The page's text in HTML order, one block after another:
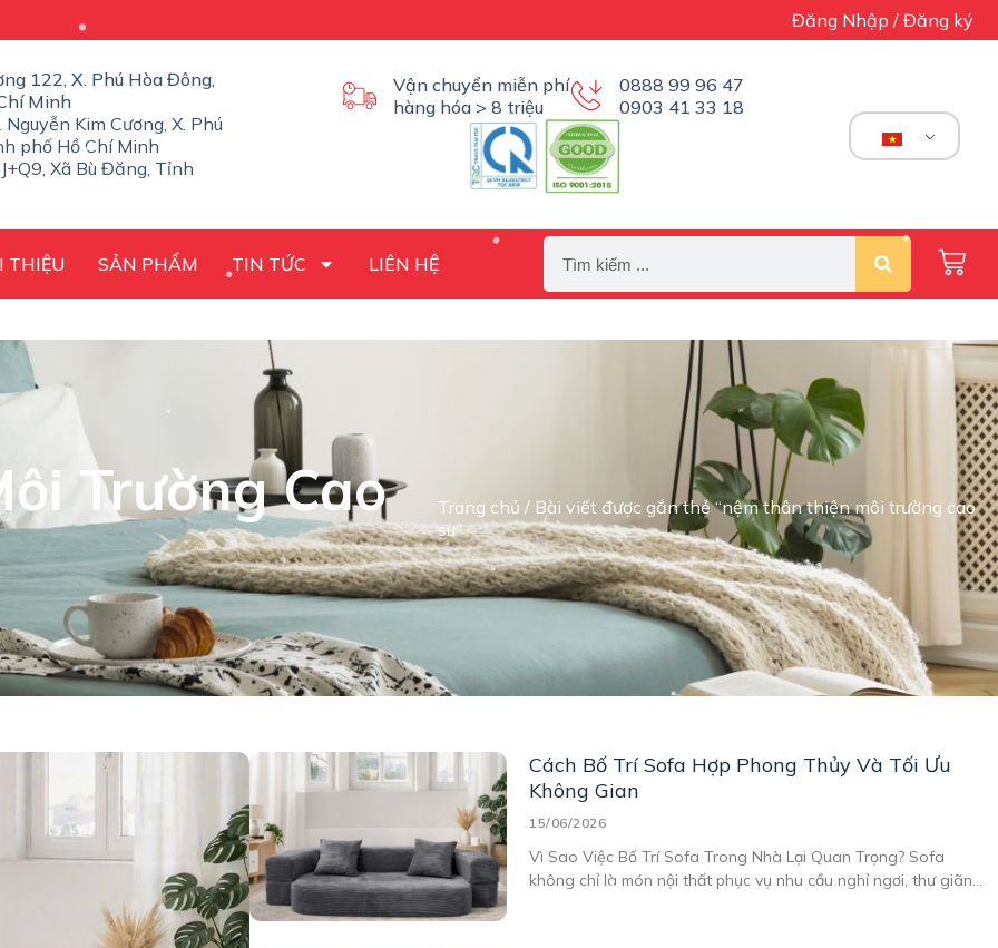
Đăng Nhập / Đăng ký
122, X. Phú Hòa Đông,
Minh
Kim Cương, X. Phú
phố Hồ Chí Minh
Xã Bù Đăng, Tỉnh
Vận chuyển miễn phí
hàng hóa > 8 triệu
0888 99 96 47
0903 41 33 18
THIỆU SẢN PHẨM TIN TỨC LIÊN HỆ
Trường Cao Trang chủ / Bài viết được gắn thẻ “nệm thân thiện môi trường cao
su”
Cách Bố Trí Sofa Hợp Phong Thủy Và Tối Ưu
Không Gian
15/06/2026
Vì Sao Việc Bố Trí Sofa Trong Nhà Lại Quan Trọng? Sofa
không chỉ là món nội thất phục vụ nhu cầu nghỉ ngơi, thư giãn